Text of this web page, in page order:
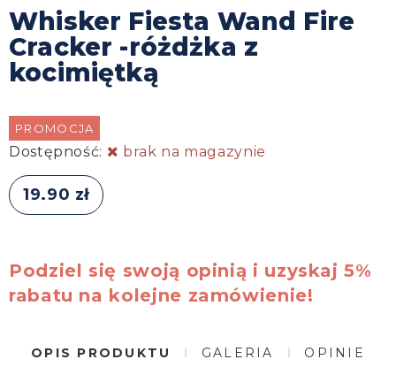
Whisker Fiesta Wand Fire
Cracker -różdżka z
kocimiętką
PROMOCJA
Dostępność: brak na magazynie
19.90 zł
Podziel się swoją opinią i uzyskaj 5%
rabatu na kolejne zamówienie!
OPIS PRODUKTU GALERIA OPINIE